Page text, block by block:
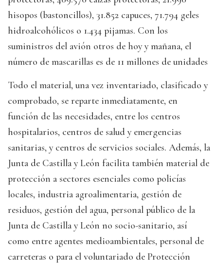
hisopos (bastoncillos), 31.852 capuces, 71.794 geles
hidroalcohólicos o 1.434 pijamas. Con los
suministros del avión otros de hoy y mañana, el
número de mascarillas es de 11 millones de unidades
Todo el material, una vez inventariado, clasificado y
comprobado, se reparte inmediatamente, en
función de las necesidades, entre los centros
hospitalarios, centros de salud y emergencias
sanitarias, y centros de servicios sociales. Además, la
Junta de Castilla y León facilita también material de
protección a sectores esenciales como policías
locales, industria agroalimentaria, gestión de
residuos, gestión del agua, personal público de la
Junta de Castilla y León no socio-sanitario, así
como entre agentes medioambientales, personal de
carreteras o para el voluntariado de Protección